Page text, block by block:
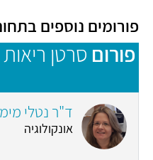
פורומים נוספים
פורום סרטן ריאות
ד"ר נטלי
אונקולוגיה